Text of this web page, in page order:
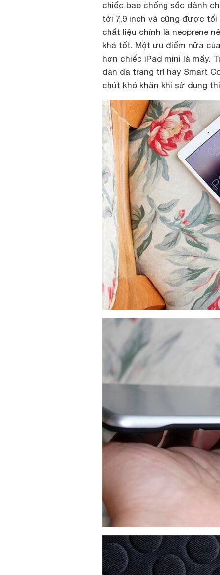
chiếc bao chống sốc dành
tới 7,9 inch và cũng được tối
chất liệu chính là neoprene
khá tốt. Một ưu điểm nữa
hơn chiếc iPad mini là mấy.
dán da trang trí hay Smart
chút khó khăn khi sử dụng